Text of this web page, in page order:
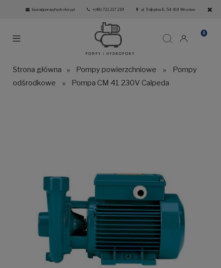
biuro@pompyhydrofory.pl +(48) 721 217 219 ul. Trójkątna 6, 54-414 Wrocław
Strona główna » Pompy powierzchniowe »
Pompy
odśrodkowe
» Pompa CM 41 230V Calpeda